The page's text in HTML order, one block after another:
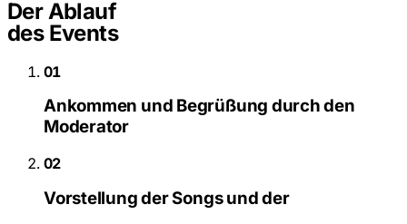
Der Ablauf
des Events
01
Ankommen und Begrüßung durch den
Moderator
02
Vorstellung der Songs und der